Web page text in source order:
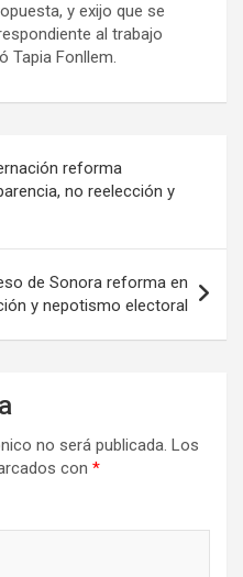
y exijo que se
al trabajo
Tapia Fonllem.
reforma
no reelección y
de Sonora reforma en
y nepotismo electoral
no será publicada. Los
con *